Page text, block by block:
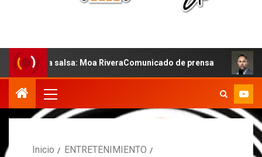
salsa: Moa RiveraComunicado de prensa MARCOS
Inicio
ENTRETENIMIENTO